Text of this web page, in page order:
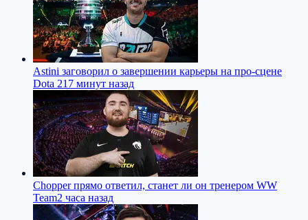
Astini заговорил о завершении карьеры на про-сцене
Dota 217 минут назад
Chopper прямо ответил, станет ли он тренером WW
Team2 часа назад